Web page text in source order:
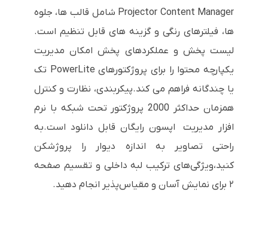
Projector Content Manager شامل قالب ها، جلوه
ها، فیلترهای رنگی و گزینه های قابل تنظیم است.
لیست پخش و عملکردهای پخش امکان مدیریت
یکپارچه محتوا را برای پروژکتورهای PowerLite تک
یا چندگانه فراهم می کند.پیکربندی، نظارت و کنترل
همزمان حداکثر 2000 پروژکتور تحت شبکه با نرم
افزار مدیریت اپسون رایگان قابل دانلود است.به
راحتی تصاویر به اندازه دیوار را پروژشکن
کنید،ویژگی‌های ترکیب لبه داخلی و تقسیم صفحه
۲ برای نمایش آسان و مقیاس‌پذیر انجام دهید.